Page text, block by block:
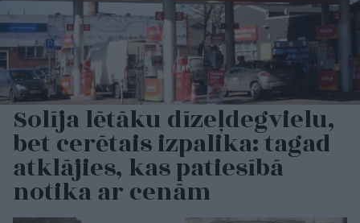
Solīja lētāku dīzeļdegvielu,
bet cerētais izpalika: tagad
atklājies, kas patiesībā
notika ar cenām